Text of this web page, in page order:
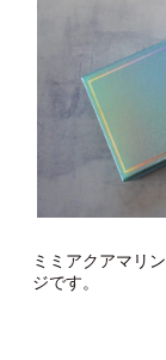
ミミアクアマリ
ジです。